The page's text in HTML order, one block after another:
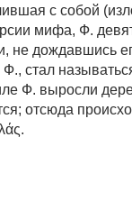
с собой
мифа, Ф.
не дождавшись
стал
Ф. выросли
отсюда